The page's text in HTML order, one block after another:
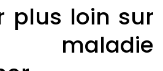
plus loin sur